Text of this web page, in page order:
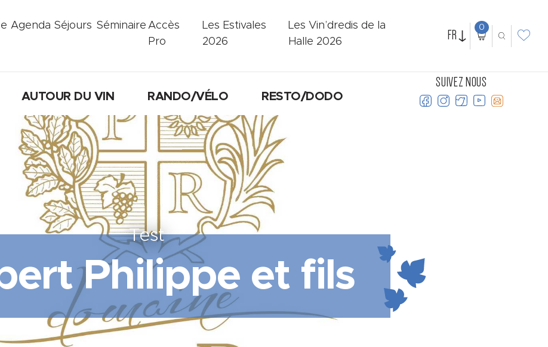
Agenda Séjours Séminaire Accès
Pro
Les Estivales
2026
Les Vin’dredis de la
Halle 2026
FR 0
AUTOUR DU VIN RANDO/VÉLO RESTO/DODO
SUIVEZ NOUS
Test
Philippe et fils